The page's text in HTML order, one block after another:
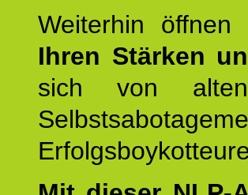
Weiterhin
Ihren Stärken
sich von alten